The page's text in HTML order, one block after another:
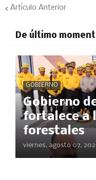
Artículo Anterior
De último
GOBIERNO
Gobierno
fortalece a
forestales
viernes, agosto 07,